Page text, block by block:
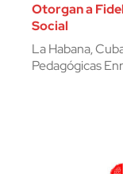
Otorgan a
Social
La Habana,
Pedagógicas